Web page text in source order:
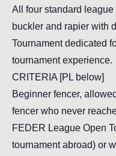
All four standard
buckler and rapier with
Tournament dedicated
tournament experience.
CRITERIA [PL below]
Beginner fencer,
fencer who never
FEDER League Open
tournament abroad) or